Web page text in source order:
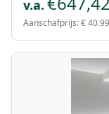
v.a.
Aanschafprijs:€